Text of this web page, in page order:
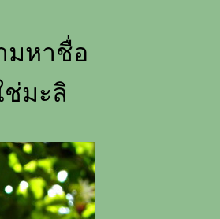
มหาชื่อ
มะลิ